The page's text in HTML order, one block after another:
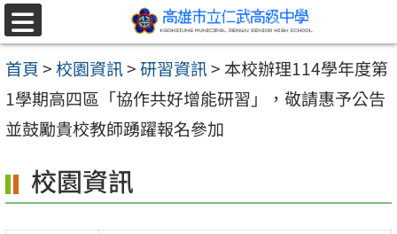
跳至主要內容區
選
單
首頁>校園資訊>研習資訊> 本校辦理114學年度第
1學期高四區「協作共好增能研習」，敬請惠予公告
並鼓勵貴校教師踴躍報名參加
校園資訊